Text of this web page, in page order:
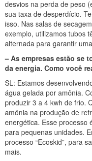
desvios na perda de peso
sua taxa de desperdício.
isso. Nas salas de
exemplo, utilizamos tubos
alternada para garantir
– As empresas estão se
da energia. Como você
SL: Estamos
água gelada por amônia.
produzir 3 a 4 kwh de frio.
amônia na produção de
energética. Esse processo
para pequenas unidades.
processo “Ecoskid”, para
mais.